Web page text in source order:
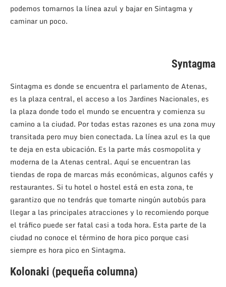
podemos tomarnos la línea azul y bajar en Sintagma y
caminar un poco.
Syntagma
Sintagma es donde se encuentra el parlamento de Atenas,
es la plaza central, el acceso a los Jardines Nacionales, es
la plaza donde todo el mundo se encuentra y comienza su
camino a la ciudad. Por todas estas razones es una zona muy
transitada pero muy bien conectada. La línea azul es la que
te deja en esta ubicación. Es la parte más cosmopolita y
moderna de la Atenas central. Aquí se encuentran las
tiendas de ropa de marcas más económicas, algunos cafés y
restaurantes. Si tu hotel o hostel está en esta zona, te
garantizo que no tendrás que tomarte ningún autobús para
llegar a las principales atracciones y lo recomiendo porque
el tráfico puede ser fatal casi a toda hora. Esta parte de la
ciudad no conoce el término de hora pico porque casi
siempre es hora pico en Sintagma.
Kolonaki (pequeña columna)